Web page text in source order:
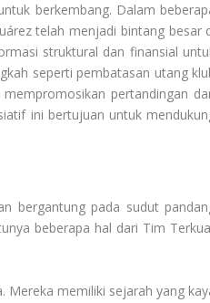
berkembang. Dalam
telah menjadi bintang besar
struktural dan finansial
seperti pembatasan utang
pertandingan
ini bertujuan untuk
bergantung pada sudut
beberapa hal dari Tim
Mereka memiliki sejarah yang